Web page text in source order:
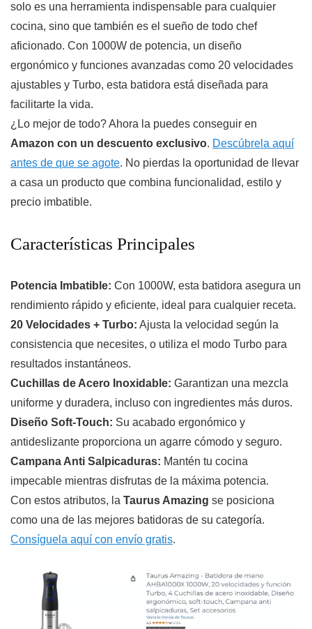
solo es una herramienta indispensable para cualquier
cocina, sino que también es el sueño de todo chef
aficionado. Con 1000W de potencia, un diseño
ergonómico y funciones avanzadas como 20 velocidades
ajustables y Turbo, esta batidora está diseñada para
facilitarte la vida.
¿Lo mejor de todo? Ahora la puedes conseguir en
Amazon con un descuento exclusivo. Descúbrela aquí
antes de que se agote. No pierdas la oportunidad de llevar
a casa un producto que combina funcionalidad, estilo y
precio imbatible.
Características Principales
Potencia Imbatible: Con 1000W, esta batidora asegura un
rendimiento rápido y eficiente, ideal para cualquier receta.
20 Velocidades + Turbo: Ajusta la velocidad según la
consistencia que necesites, o utiliza el modo Turbo para
resultados instantáneos.
Cuchillas de Acero Inoxidable: Garantizan una mezcla
uniforme y duradera, incluso con ingredientes más duros.
Diseño Soft-Touch: Su acabado ergonómico y
antideslizante proporciona un agarre cómodo y seguro.
Campana Anti Salpicaduras: Mantén tu cocina
impecable mientras disfrutas de la máxima potencia.
Con estos atributos, la Taurus Amazing se posiciona
como una de las mejores batidoras de su categoría.
Consíguela aquí con envío gratis.